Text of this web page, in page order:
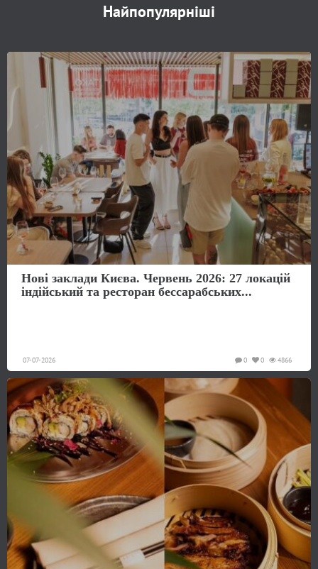
Найпопулярніші
Нові заклади Києва. Червень 2026: 27 локацій
індійський та ресторан бессарабських...
07-07-2026 4866
0
0